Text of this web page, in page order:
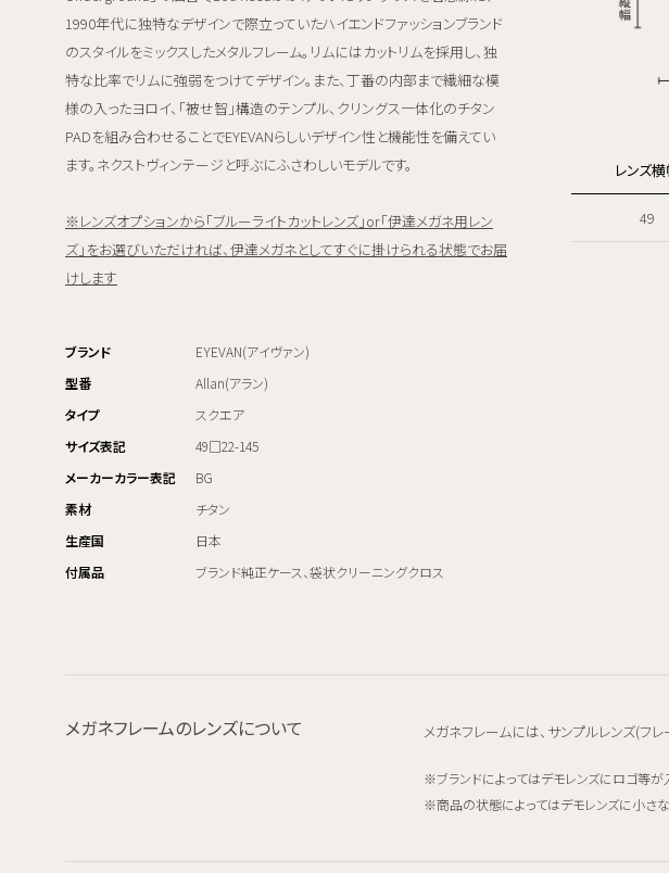
1990年代に独特なデザインで際立っていたハイエンドファッションブランド
のスタイルをミックスしたメタルフレーム。リムにはカットリムを採用し、独
特な比率でリムに強弱をつけてデザイン。また、丁番の内部まで繊細な模
様の入ったヨロイ、「被せ智」構造のテンプル、クリングス一体化のチタン
PADを組み合わせることでEYEVANらしいデザイン性と機能性を備えてい
ます。ネクストヴィンテージと呼ぶにふさわしいモデルです。
※レンズオプションから「ブルーライトカットレンズ」or「伊達メガネ用レン
ズ」をお選びいただければ、伊達メガネとしてすぐに掛けられる状態でお届
けします
ブランド
EYEVAN(アイヴァン)
型番
Allan(アラン)
タイプ
スクエア
サイズ表記
49□22-145
メーカーカラー表記
BG
素材
チタン
生産国
日本
付属品
ブランド純正ケース、袋状クリーニングクロス
レンズ
49
メガネフレームのレンズについて メガネフレームには、サンプルレンズ(フ
ブランドによってはデモレンズにロゴ等が
商品の状態によってはデモレンズに小さ